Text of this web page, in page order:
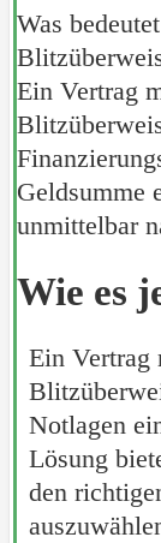
Was
Ein Vertrag
Geldsumme
unmittelbar
Wie es
Ein Vertrag
Notlagen
Lösung
den